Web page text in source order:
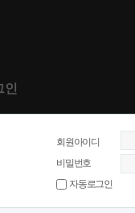
회원아이디
비밀번호
자동로그인